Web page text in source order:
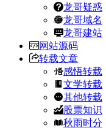
龙哥疑惑
龙哥域名
龙哥建站
网站源码
转载文章
感悟转载
文学转载
其他转载
股票知识
秋雨时分